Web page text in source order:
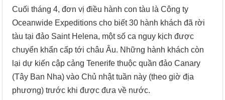
Cuối tháng 4, đơn vị điều hành con tàu là Công ty
Oceanwide Expeditions cho biết 30 hành khách đã rời
tàu tại đảo Saint Helena, một số ca nguy kịch được
chuyển khẩn cấp tới châu Âu. Những hành khách còn
lại dự kiến cập cảng Tenerife thuộc quần đảo Canary
(Tây Ban Nha) vào Chủ nhật tuần này (theo giờ địa
phương) trước khi được đưa về nước.